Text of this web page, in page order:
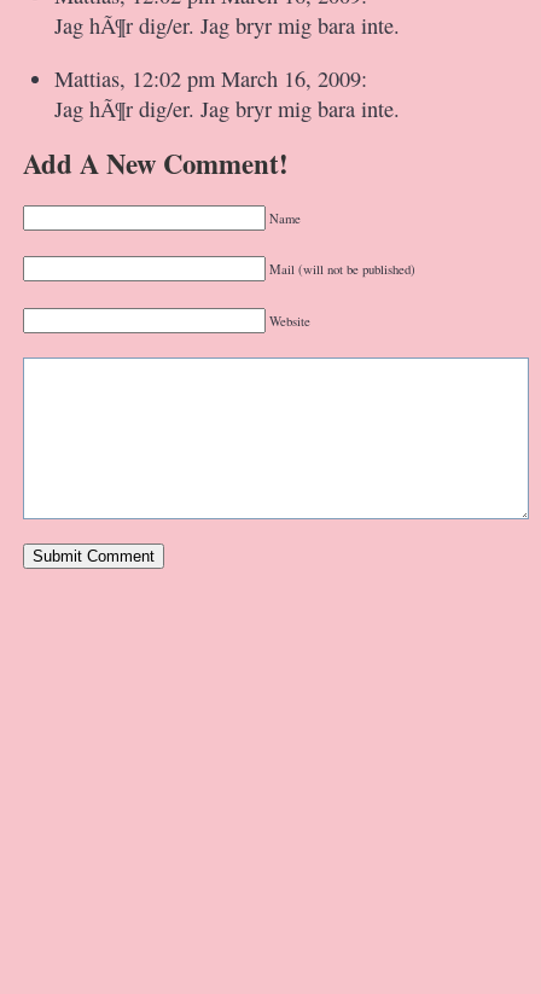
Jag hÃ¶r dig/er. Jag bryr mig bara inte.
Mattias, 12:02 pm March 16, 2009:
Jag hÃ¶r dig/er. Jag bryr mig bara inte.
Add A New Comment!
Name
Mail (will not be published)
Website